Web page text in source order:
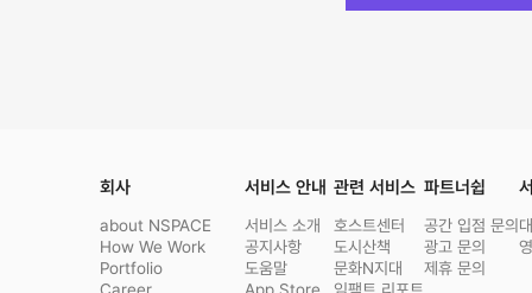
회사
about NSPACE
How We Work
Portfolio
서비스 안내
서비스 소개
공지사항
도움말
관련 서비스
호스트센터
도시산책
문화N지대
파트너쉽
공간 입점 문의
광고 문의
제휴 문의